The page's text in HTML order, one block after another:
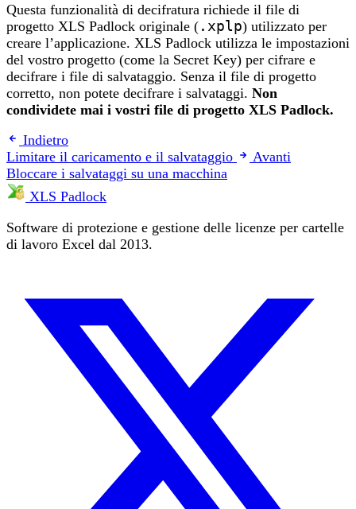
Questa funzionalità di decifratura richiede il file di
progetto XLS Padlock originale ( .xplp) utilizzato per
creare l’applicazione. XLS Padlock utilizza le impostazioni
del vostro progetto (come la Secret Key) per cifrare e
decifrare i file di salvataggio. Senza il file di progetto
corretto, non potete decifrare i salvataggi. Non
condividete mai i vostri file di progetto XLS Padlock.
Indietro
Limitare il caricamento e il salvataggio
Avanti
Bloccare i salvataggi su una macchina
XLS Padlock
Software di protezione e gestione delle licenze per cartelle
di lavoro Excel dal 2013.